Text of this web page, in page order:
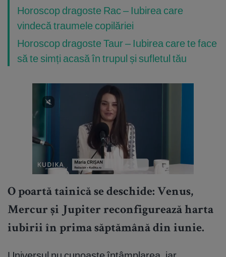
Horoscop dragoste Rac – Iubirea care
vindecă traumele copilăriei
Horoscop dragoste Taur – Iubirea care te face
să te simți acasă în trupul și sufletul tău
O poartă tainică se deschide: Venus,
Mercur și Jupiter reconfigurează harta
iubirii în prima săptămână din iunie.